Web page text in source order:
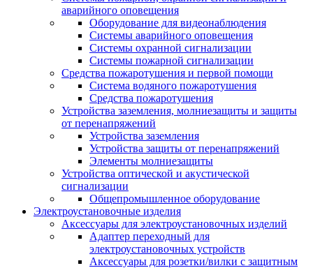
аварийного оповещения
Оборудование для видеонаблюдения
Системы аварийного оповещения
Системы охранной сигнализации
Системы пожарной сигнализации
Средства пожаротушения и первой помощи
Система водяного пожаротушения
Средства пожаротушения
Устройства заземления, молниезащиты и защиты
от перенапряжений
Устройства заземления
Устройства защиты от перенапряжений
Элементы молниезащиты
Устройства оптической и акустической
сигнализации
Общепромышленное оборудование
Электроустановочные изделия
Аксессуары для электроустановочных изделий
Адаптер переходный для
электроустановочных устройств
Аксессуары для розетки/вилки с защитным